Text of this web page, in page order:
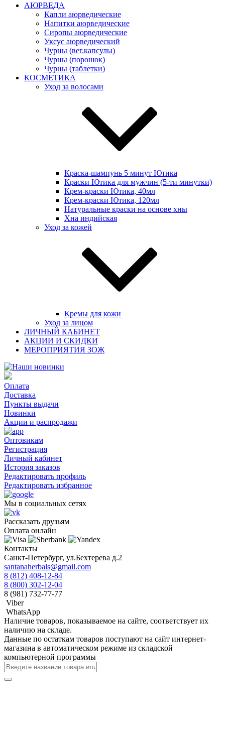
АЮРВЕДА
Капли аюрведические
Напитки аюрведические
Сиропы аюрведические
Уксус аюрведический
Чурны (вег.капсулы)
Чурны (порошок)
Чурны (таблетки)
КОСМЕТИКА
Уход за волосами
Краска-шампунь 5 минут Ютика
Краски Ютика для мужчин (5-ти минутки)
Крем-краски Ютика, 40мл
Крем-краски Ютика, 120мл
Натуральные краски на основе хны
Хна индийская
Уход за кожей
Кремы для кожи
Уход за лицом
ЛИЧНЫЙ КАБИНЕТ
АКЦИИ И СКИДКИ
МЕРОПРИЯТИЯ ЗОЖ
Оплата
Доставка
Пункты выдачи
Новинки
Акции и распродажи
Оптовикам
Регистрация
Личный кабинет
История заказов
Редактировать профиль
Редактировать избранное
Мы в социальных сетях
Рассказать друзьям
Оплата онлайн
Контакты
Санкт-Петербург, ул.Бехтерева д.2
santanaherbals@gmail.com
8 (812) 408-12-84
8 (800) 302-12-04
8 (981) 732-77-77
Viber
WhatsApp
Наличие товаров, показываемое на сайте, соответствует их
наличию на складе.
Данные по остаткам товаров поступают на сайт интернет-
магазина в автоматическом режиме из складской
компьютерной программы